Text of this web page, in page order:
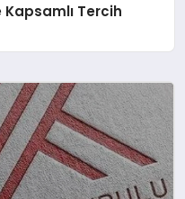
Kapsamlı Tercih